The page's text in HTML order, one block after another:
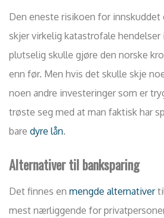
Den eneste risikoen for innskuddet
skjer virkelig katastrofale
plutselig skulle gjøre den norske
enn før. Men hvis det skulle skje
noen andre investeringer som er
trøste seg med at man faktisk har
bare dyre lån.
Alternativer til banksparing
Det finnes en mengde alternativer
mest nærliggende for